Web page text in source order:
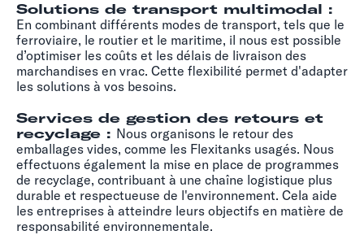
Solutions de transport multimodal :
En combinant différents modes de transport, tels que le
ferroviaire, le routier et le maritime, il nous est possible
d’optimiser les coûts et les délais de livraison des
marchandises en vrac. Cette flexibilité permet d'adapter
les solutions à vos besoins.
Services de gestion des retours et
recyclage : Nous organisons le retour des
emballages vides, comme les Flexitanks usagés. Nous
effectuons également la mise en place de programmes
de recyclage, contribuant à une chaîne logistique plus
durable et respectueuse de l'environnement. Cela aide
les entreprises à atteindre leurs objectifs en matière de
responsabilité environnementale.